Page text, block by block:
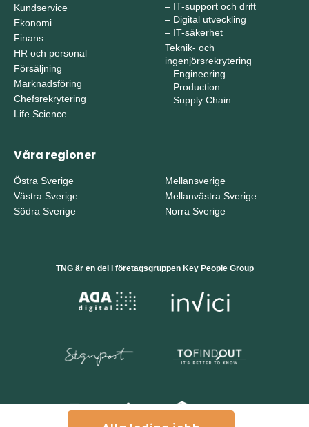
Kundservice
Ekonomi
Finans
HR och personal
Försäljning
Marknadsföring
Chefsrekrytering
Life Science
– IT-support och drift
– Digital utveckling
– IT-säkerhet
Teknik- och
ingenjörsrekrytering
– Engineering
– Production
– Supply Chain
Våra regioner
Östra Sverige
Västra Sverige
Södra Sverige
Mellansverige
Mellanvästra Sverige
Norra Sverige
TNG är en del i företagsgruppen Key People Group